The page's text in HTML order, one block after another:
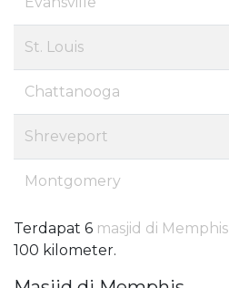
St. Louis
Chattanooga
Shreveport
Montgomery
Terdapat 6 masjid di Memphis
100 kilometer.